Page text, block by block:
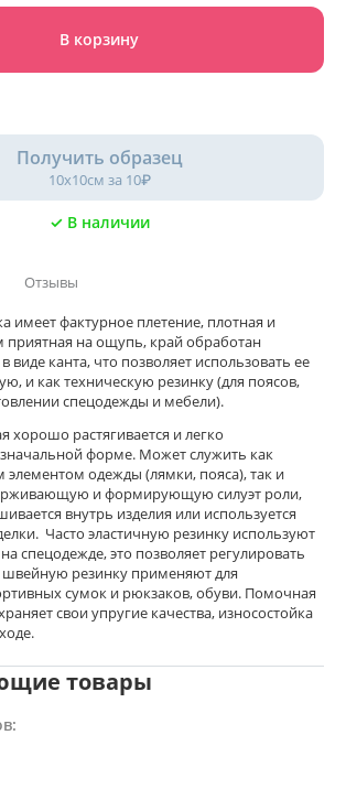
В корзину
Получить образец
10х10см за 10₽
✓ В наличии
Отзывы
имеет фактурное плетение, плотная и
приятная на ощупь, край обработан
канта, что позволяет использовать ее
и как техническую резинку (для поясов,
спецодежды и мебели).
хорошо растягивается и легко
форме. Может служить как
элементом одежды (лямки, пояса), так и
и формирующую силуэт роли,
внутрь изделия или используется
Часто эластичную резинку используют
спецодежде, это позволяет регулировать
швейную резинку применяют для
сумок и рюкзаков, обуви. Помочная
свои упругие качества, износостойка
товары